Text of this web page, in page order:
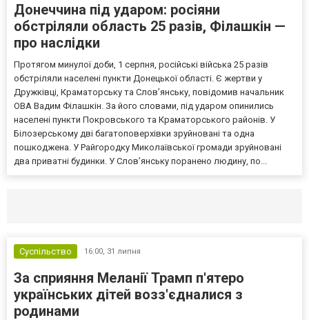
Донеччина під ударом: росіяни
обстріляли область 25 разів, Філашкін —
про наслідки
Протягом минулої доби, 1 серпня, російські війська 25 разів
обстріляли населені пункти Донецької області. Є жертви у
Дружківці, Краматорську та Слов’янську, повідомив начальник
ОВА Вадим Філашкін. За його словами, під ударом опинились
населені пункти Покровського та Краматорського районів. У
Білозерському дві багатоповерхівки зруйновані та одна
пошкоджена. У Райгородку Миколаївської громади зруйновані
два приватні будинки. У Слов’янську поранено людину, по...
Суспільство 16:00, 31 липня
За сприяння Меланії Трамп п'ятеро
українських дітей возз'єдналися з
родинами